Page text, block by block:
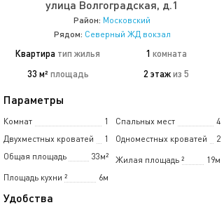
улица Волгоградская, д.1
Район: Московский
Рядом: Северный ЖД вокзал
Квартира тип жилья 1 комната
33 м² площадь 2 этажиз 5
Параметры
Комнат 1 Спальных мест
4
Двухместных кроватей
1 Одноместных кроватей
2
Общая площадь
33м² Жилая площадь 19м
²
Площадь кухни
6м
²
Удобства